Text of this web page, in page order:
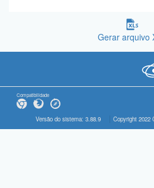
Gerar arquivo
Compatibilidade
Versão do sistema: 3.88.9 Copyright 2022